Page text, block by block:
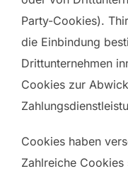
Party-Cookies).
die Einbindung
Drittunternehmen
Cookies zur
Cookies haben
Zahlreiche